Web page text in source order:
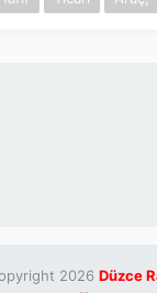
2026 Düzce